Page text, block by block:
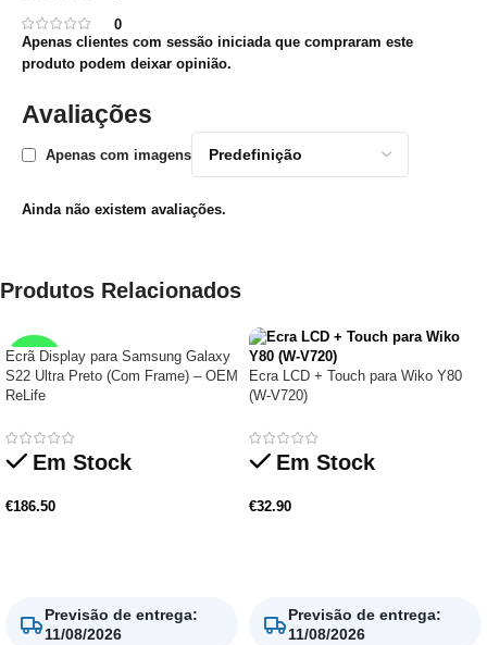
0
Avaliações
Apenas com imagens
Ainda não existem avaliações.
Apenas clientes com sessão iniciada que compraram este
produto podem deixar opinião.
Produtos Relacionados
RELIFE
Ecrã Display para Samsung Galaxy
S22 Ultra Preto (Com Frame) – OEM
ReLife
Em Stock
€186.50
Previsão de entrega:
11/08/2026
Ecra LCD + Touch para Wiko Y80
(W-V720)
Em Stock
€32.90
Previsão de entrega:
11/08/2026